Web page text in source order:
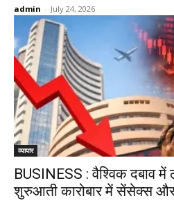
admin - July 24, 2026
व्यापार
BUSINESS : वैश्विक दबाव में
शुरुआती कारोबार में सेंसेक्स और